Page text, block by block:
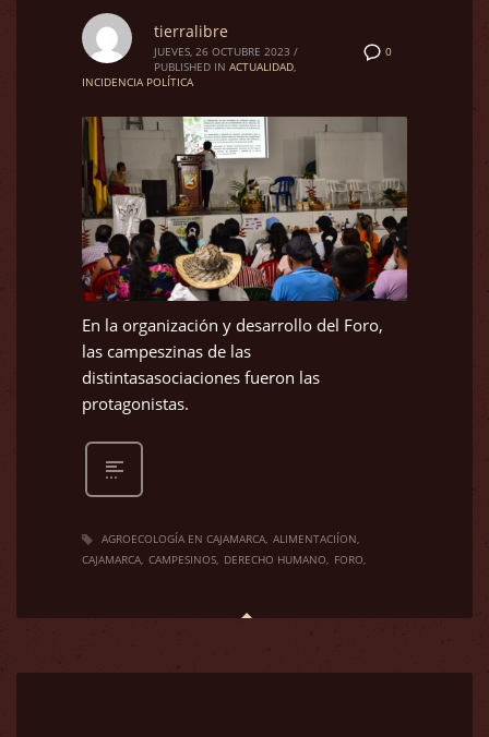
0
tierralibre
JUEVES, 26 OCTUBRE 2023 /
PUBLISHED IN ACTUALIDAD,
INCIDENCIA POLÍTICA
En la organización y desarrollo del Foro,
las campeszinas de las
distintasasociaciones fueron las
protagonistas.
AGROECOLOGÍA EN CAJAMARCA ALIMENTACIÍON
CAJAMARCA CAMPESINOS DERECHO HUMANO FORO